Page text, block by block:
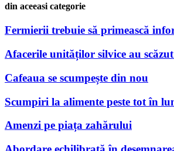
din aceeasi categorie
Fermierii trebuie să primească
Afacerile unităților silvice au
Cafeaua se scumpește din nou
Scumpiri la alimente peste tot în
Amenzi pe piața zahărului